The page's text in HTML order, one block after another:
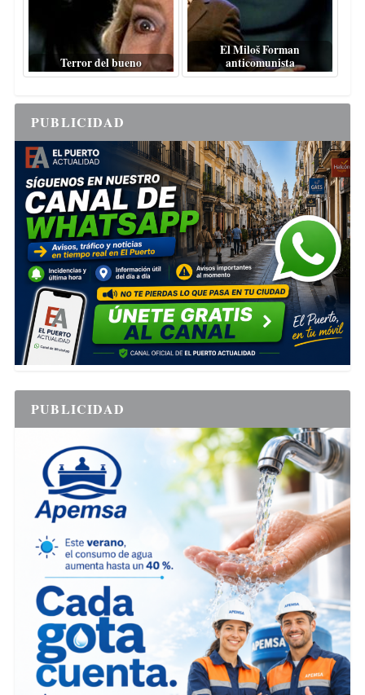
Terror del bueno
El Miloš Forman
anticomunista
PUBLICIDAD
PUBLICIDAD